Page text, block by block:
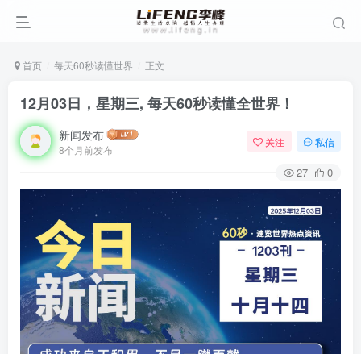
首页 每天60秒读懂世界 正文
12月03日，星期三, 每天60秒读懂全世界！
新闻发布
8个月前发布
关注 私信
27 0